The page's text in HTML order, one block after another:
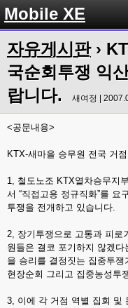
Mobile XE
자유게시판›
국순회투쟁 익
랍니다.
새여정 |
<공문내용>
KTX-새마을 승무원 전국 거
1, 철도노조 KTX열차승무지
서 “직접고용 정규직화”를 요
투쟁을 전개하고 있습니다.
2, 장기투쟁으로 고통과 피로
원들은 결코 포기하지 않겠
을 승리를 결정짓는 집중투
현장순회 그리고 집중농성투
3, 이에 각 거점 역별 집회 및